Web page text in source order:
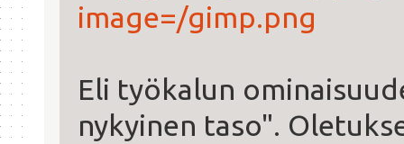
image=/gimp.png
Eli työkalun
nykyinen taso".